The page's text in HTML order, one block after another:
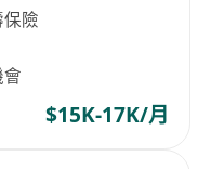
險
$15K-17K/月